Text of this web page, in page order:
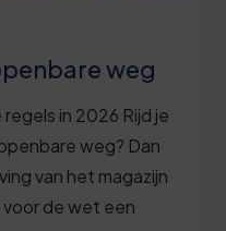
weg
in 2026 Rijd je
weg? Dan
van het magazijn
de wet een